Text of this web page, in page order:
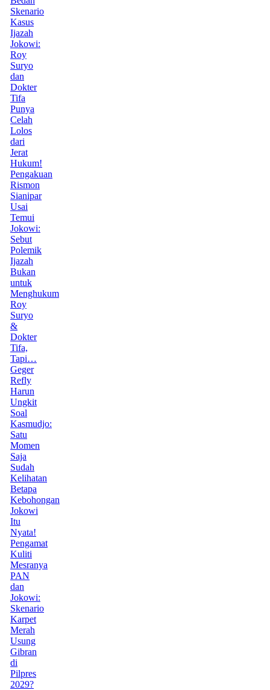
Skenario
Kasus
Ijazah
Jokowi:
Roy
Suryo
dan
Dokter
Tifa
Punya
Celah
Lolos
dari
Jerat
Hukum!
Pengakuan
Rismon
Sianipar
Usai
Temui
Jokowi:
Sebut
Polemik
Ijazah
Bukan
untuk
Menghukum
Roy
Suryo
&
Dokter
Tifa,
Tapi…
Geger
Refly
Harun
Ungkit
Soal
Kasmudjo:
Satu
Momen
Saja
Sudah
Kelihatan
Betapa
Kebohongan
Jokowi
Itu
Nyata!
Pengamat
Kuliti
Mesranya
PAN
dan
Jokowi:
Skenario
Karpet
Merah
Usung
Gibran
di
Pilpres
2029?